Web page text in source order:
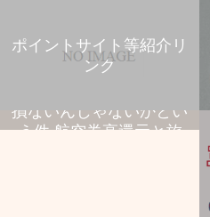
ポイントサイト等紹介リ
ンク
飛行機乗る旅行好きなら
損ないんじゃないかとい
う件 航空券高還元と旅